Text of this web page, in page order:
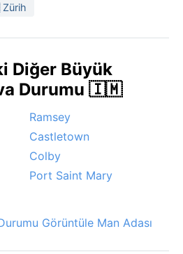
fırtına seviyesine ulaşır.
kısa sürelidir. Kar yağışı çok
riski yok denecek kadar azdır.
yumuşak olsa da, Man
hava her an değişebilir.
Diğer Büyük
Durumu 🇮🇲
Ramsey
Castletown
Colby
Port Saint Mary
Görüntüle Man Adası